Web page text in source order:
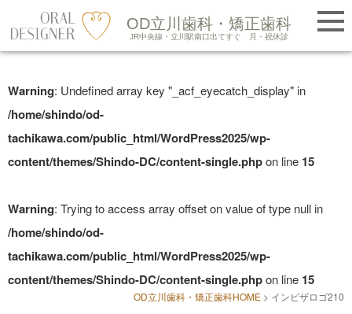
to
content
OD立川歯科・矯正歯科
JR中央線・立川駅南口出てすぐ 月・祝休診
LINE友だち追加
Warning: Undefined array key "_acf_eyecatch_display" in
/home/shindo/od-
tachikawa.com/public_html/WordPress2025/wp-
content/themes/Shindo-DC/content-single.phpon line 15
Warning: Trying to access array offset on value of type null in
/home/shindo/od-
tachikawa.com/public_html/WordPress2025/wp-
content/themes/Shindo-DC/content-single.phpon line 15
OD立川歯科・矯正歯科HOME > インビザロゴ210